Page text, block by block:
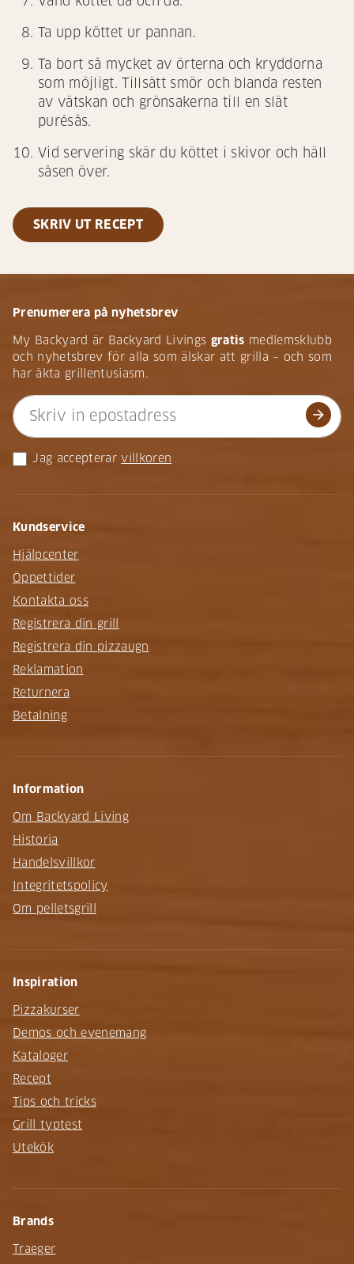
Ta upp köttet ur pannan.
Ta bort så mycket av örterna och kryddorna
som möjligt. Tillsätt smör och blanda resten
av vätskan och grönsakerna till en slät
purésås.
Vid servering skär du köttet i skivor och häll
såsen över.
SKRIV UT RECEPT
Prenumerera på nyhetsbrev
My Backyard är Backyard Livings gratis medlemsklubb
och nyhetsbrev för alla som älskar att grilla – och som
har äkta grillentusiasm.
arrow_forward
Jag accepterar villkoren
Kundservice
Hjälpcenter
Öppettider
Kontakta oss
Registrera din grill
Registrera din pizzaugn
Reklamation
Returnera
Betalning
Information
Om Backyard Living
Historia
Handelsvillkor
Integritetspolicy
Om pelletsgrill
Inspiration
Pizzakurser
Demos och evenemang
Kataloger
Recept
Tips och tricks
Grill typtest
Utekök
Brands
Traeger